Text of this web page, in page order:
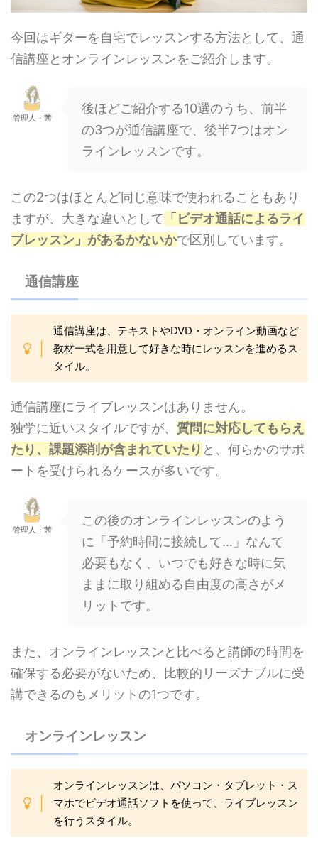
今回はギターを自宅でレッスンする方法として、通
信講座とオンラインレッスンをご紹介します。
管理人・茜
後ほどご紹介する10選のうち、前半
の3つが通信講座で、後半7つはオン
ラインレッスンです。
この2つはほとんど同じ意味で使われることもあり
ますが、大きな違いとして 「ビデオ通話によるライ
ブレッスン」があるかないかで区別しています。
通信講座
通信講座は、テキストやDVD・オンライン動画など
教材一式を用意して好きな時にレッスンを進めるス
タイル。
通信講座にライブレッスンはありません。
独学に近いスタイルですが、 質問に対応してもらえ
たり、課題添削が含まれていたり と、何らかのサポ
ートを受けられるケースが多いです。
管理人・茜
この後のオンラインレッスンのよう
に「予約時間に接続して…」なんて
必要もなく、いつでも好きな時に気
ままに取り組める自由度の高さがメ
リットです。
また、オンラインレッスンと比べると講師の時間を
確保する必要がないため、比較的リーズナブルに受
講できるのもメリットの1つです。
オンラインレッスン
オンラインレッスンは、パソコン・タブレット・ス
マホでビデオ通話ソフトを使って、ライブレッスン
を行うスタイル。